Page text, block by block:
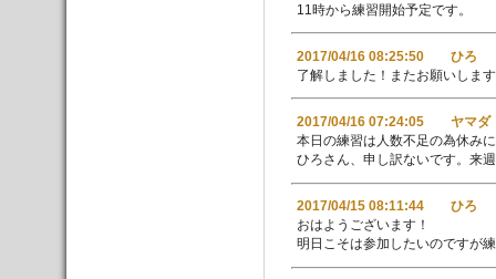
11時から練習開始予定です。
2017/04/16 08:25:50 ひろ
了解しました！またお願いしま
2017/04/16 07:24:05 ヤマダ
本日の練習は人数不足の為休み
ひろさん、申し訳ないです。来
2017/04/15 08:11:44 ひろ
おはようございます！
明日こそは参加したいのですが